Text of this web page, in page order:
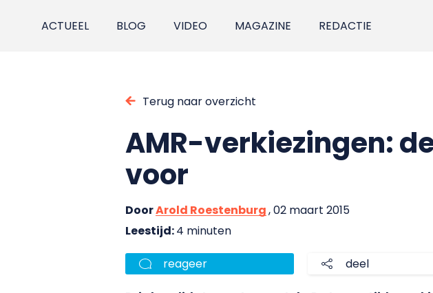
ACTUEEL BLOG VIDEO MAGAZINE REDACTIE
Terug naar overzicht
AMR-verkiezingen:
voor
DoorArold Roestenburg, 02 maart 2015
Leestijd:4 minuten
reageer deel